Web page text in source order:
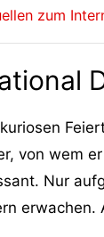
zum
von wem
Nur